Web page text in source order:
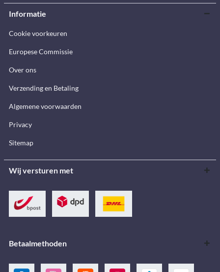
Informatie
Cookie voorkeuren
Europese Commissie
Over ons
Verzending en Betaling
Algemene voorwaarden
Privacy
Sitemap
Wij versturen met
Betaalmethoden